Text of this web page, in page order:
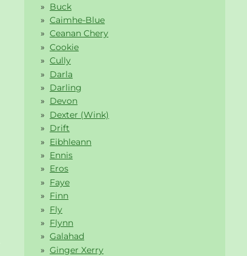
Buck
Caimhe-Blue
Ceanan Chery
Cookie
Cully
Darla
Darling
Devon
Dexter (Wink)
Drift
Eibhleann
Ennis
Eros
Faye
Finn
Fly
Flynn
Galahad
Ginger Xerry